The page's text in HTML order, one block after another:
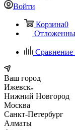
Войти
Корзина0
Сравнение
Ваш город
Ижевск
Нижний Новгород
Москва
Санкт-Петербург
Алматы